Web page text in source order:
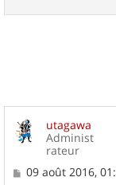
utagawa
Administ
rateur
M
09 août 2016,